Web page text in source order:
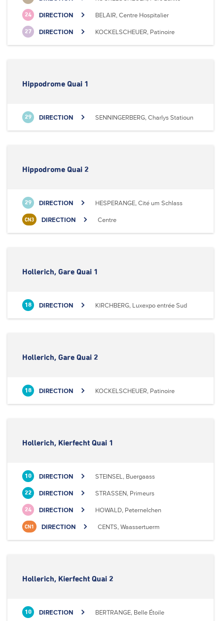
24 DIRECTION BELAIR, Centre Hospitalier
27 DIRECTION KOCKELSCHEUER, Patinoire
Hippodrome Quai 1
29 DIRECTION SENNINGERBERG, Charlys Statioun
Hippodrome Quai 2
29 DIRECTION HESPERANGE, Cité um Schlass
CN3 DIRECTION Centre
Hollerich, Gare Quai 1
18 DIRECTION KIRCHBERG, Luxexpo entrée Sud
Hollerich, Gare Quai 2
18 DIRECTION KOCKELSCHEUER, Patinoire
Hollerich, Kierfecht Quai 1
10 DIRECTION STEINSEL, Buergaass
22 DIRECTION STRASSEN, Primeurs
24 DIRECTION HOWALD, Peternelchen
CN1 DIRECTION CENTS, Waassertuerm
Hollerich, Kierfecht Quai 2
10 DIRECTION BERTRANGE, Belle Étoile